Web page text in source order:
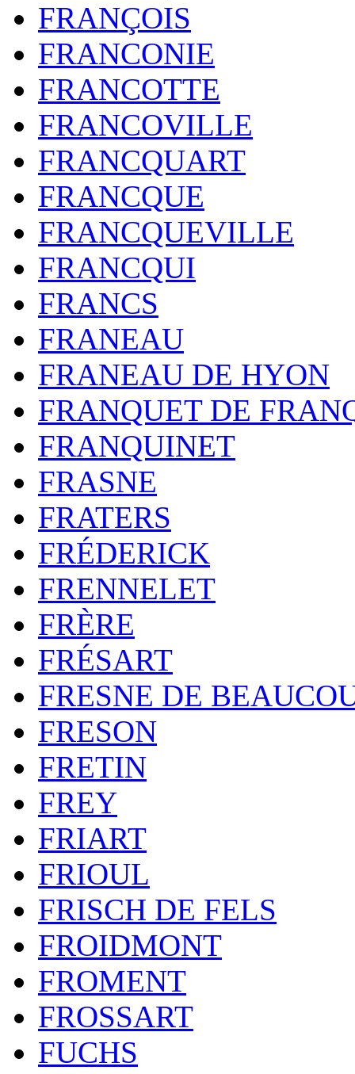
FRANÇOIS
FRANCONIE
FRANCOTTE
FRANCOVILLE
FRANCQUART
FRANCQUE
FRANCQUEVILLE
FRANCQUI
FRANCS
FRANEAU
FRANEAU DE HYON
FRANQUET DE
FRANQUINET
FRASNE
FRATERS
FRÉDERICK
FRENNELET
FRÈRE
FRÉSART
FRESNE DE
FRESON
FRETIN
FREY
FRIART
FRIOUL
FRISCH DE FELS
FROIDMONT
FROMENT
FROSSART
FUCHS